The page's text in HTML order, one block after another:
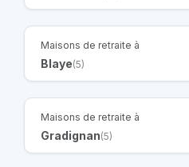
Maisons de retraite à
Blaye(5)
Maisons de retraite à
Gradignan(5)